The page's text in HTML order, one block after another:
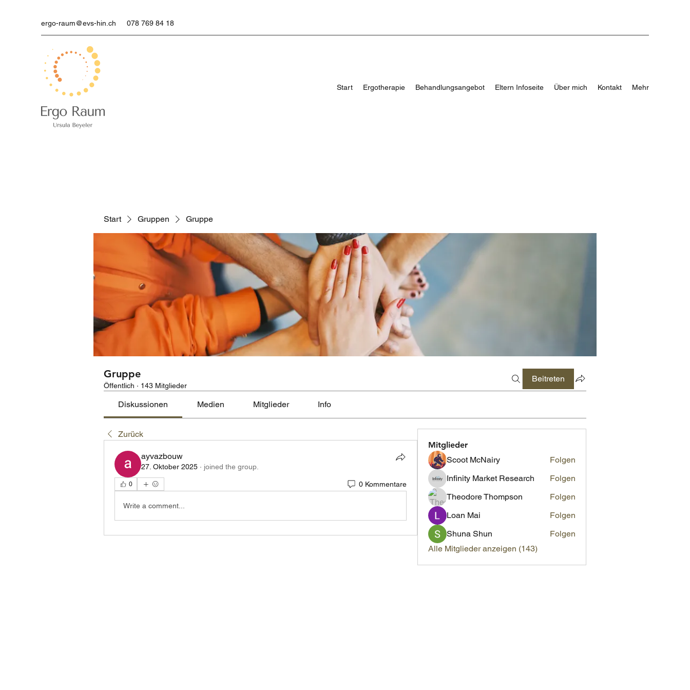
ergo-raum@evs-hin.ch 078 769 84 18
Start Ergotherapie Behandlungsangebot Eltern Infoseite Über mich Kontakt Mehr
Start Gruppen Gruppe
Gruppe
Öffentlich · 143 Mitglieder
Beitreten
Diskussionen Medien Mitglieder Info
Zurück
ayvazbouw
27. Oktober 2025 · joined the group.
0 0 Kommentare
Write a comment...
Mitglieder
Scoot McNairy
Folgen
Infinity Market Research
Folgen
Theodore Thompson
Folgen
Loan Mai
Folgen
Shuna Shun
Folgen
Alle Mitglieder anzeigen (143)